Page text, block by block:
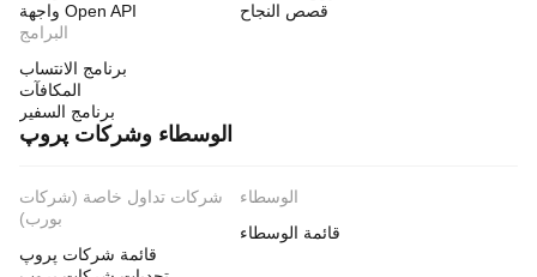
واجهة Open API
قصص النجاح
البرامج
برنامج الانتساب
المكافآت
برنامج السفير
الوسطاء وشركات پروپ
شركات تداول خاصة (شركات
بورب)
قائمة شركات پروپ
الوسطاء
قائمة الوسطاء